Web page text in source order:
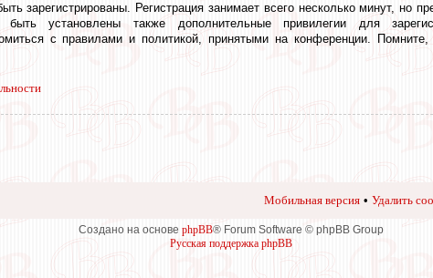
зарегистрированы. Регистрация занимает всего несколько минут, но
быть установлены также дополнительные привилегии для
с правилами и политикой, принятыми на конференции.
Мобильная версия • Удалить
Создано на основе phpBB® Forum Software © phpBB Group
Русская поддержка phpBB